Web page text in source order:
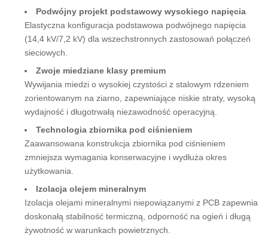
Podwójny projekt podstawowy wysokiego napięcia
Elastyczna konfiguracja podstawowa podwójnego napięcia
(14,4 kV/7,2 kV) dla wszechstronnych zastosowań połączeń
sieciowych.
Zwoje miedziane klasy premium
Wywijania miedzi o wysokiej czystości z stalowym rdzeniem
zorientowanym na ziarno, zapewniające niskie straty, wysoką
wydajność i długotrwałą niezawodność operacyjną.
Technologia zbiornika pod ciśnieniem
Zaawansowana konstrukcja zbiornika pod ciśnieniem
zmniejsza wymagania konserwacyjne i wydłuża okres
użytkowania.
Izolacja olejem mineralnym
Izolacja olejami mineralnymi niepowiązanymi z PCB zapewnia
doskonałą stabilność termiczną, odporność na ogień i długą
żywotność w warunkach powietrznych.